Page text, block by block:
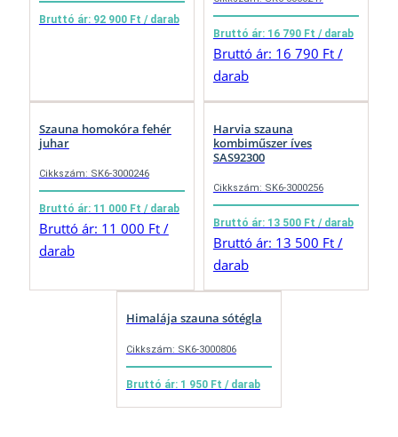
Bruttó ár: 92 900 Ft / darab
Bruttó ár: 16 790 Ft / darab
Bruttó ár: 16 790 Ft /
darab
Szauna homokóra fehér
juhar
Cikkszám: SK6-3000246
Bruttó ár: 11 000 Ft / darab
Bruttó ár: 11 000 Ft /
darab
Harvia szauna
kombiműszer íves
SAS92300
Cikkszám: SK6-3000256
Bruttó ár: 13 500 Ft / darab
Bruttó ár: 13 500 Ft /
darab
Himalája szauna sótégla
Cikkszám: SK6-3000806
Bruttó ár: 1 950 Ft / darab